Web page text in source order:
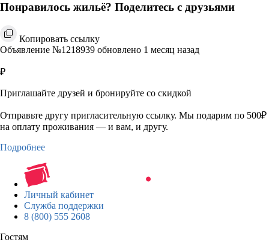
Понравилось жильё? Поделитесь с друзьями
Копировать ссылку
Объявление №1218939 обновлено 1 месяц назад
₽
Приглашайте друзей и бронируйте со скидкой
Отправьте другу пригласительную ссылку. Мы подарим по 500₽
на оплату проживания — и вам, и другу.
Подробнее
Личный кабинет
Служба поддержки
8 (800) 555 2608
Гостям